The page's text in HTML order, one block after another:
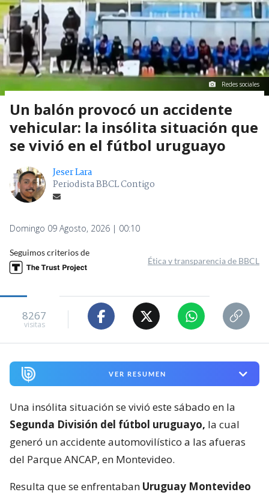
Redes sociales
Un balón provocó un accidente
vehicular: la insólita situación que
se vivió en el fútbol uruguayo
Jeser Lara
Periodista BBCL Contigo
Domingo 09 Agosto, 2026 | 00:10
Seguimos criterios de
Ética y transparencia de BBCL
8267
visitas
VER RESUMEN
Una insólita situación se vivió este sábado en la
Segunda División del fútbol uruguayo, la cual
generó un accidente automovilístico a las afueras
del Parque ANCAP, en Montevideo.
Resulta que se enfrentaban Uruguay Montevideo